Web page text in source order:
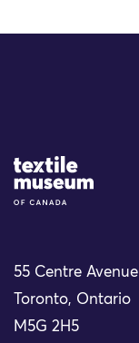
Site Logo
55 Centre Avenue
Toronto, Ontario
M5G 2H5